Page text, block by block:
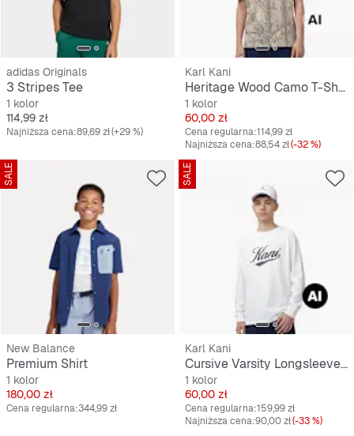
adidas Originals
3 Stripes Tee
1 kolor
Cena
114,99 zł
Najniższa cena:89,69 zł(+29 %)
Karl Kani
Heritage Wood Camo T-Shirt Junior
1 kolor
Cena
60,00 zł
Cena regularna:114,99 zł
Najniższa cena:88,54 zł(-32 %)
SALE
New Balance
Premium Shirt
1 kolor
Cena
180,00 zł
Cena regularna:344,99 zł
SALE
Karl Kani
Cursive Varsity Longsleeve Junior
1 kolor
Cena
60,00 zł
Cena regularna:159,99 zł
Najniższa cena:90,00 zł(-33 %)